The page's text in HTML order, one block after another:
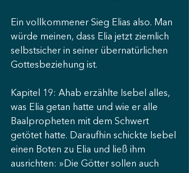
Ein vollkommener Sieg Elias also. Man
würde meinen, dass Elia jetzt ziemlich
selbstsicher in seiner übernatürlichen
Gottesbeziehung ist.
Kapitel 19: Ahab erzählte Isebel alles,
was Elia getan hatte und wie er alle
Baalpropheten mit dem Schwert
getötet hatte. Daraufhin schickte Isebel
einen Boten zu Elia und ließ ihm
ausrichten: »Die Götter sollen auch